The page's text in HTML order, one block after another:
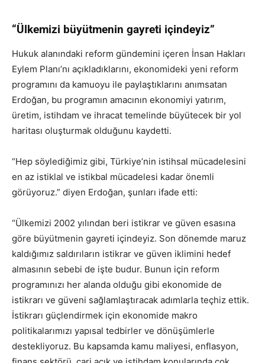
“Ülkemizi büyütmenin gayreti içindeyiz”
Hukuk alanındaki reform gündemini içeren İnsan Hakları
Eylem Planı’nı açıkladıklarını, ekonomideki yeni reform
programını da kamuoyu ile paylaştıklarını anımsatan
Erdoğan, bu programın amacının ekonomiyi yatırım,
üretim, istihdam ve ihracat temelinde büyütecek bir yol
haritası oluşturmak olduğunu kaydetti.
“Hep söylediğimiz gibi, Türkiye’nin istihsal mücadelesini
en az istiklal ve istikbal mücadelesi kadar önemli
görüyoruz.” diyen Erdoğan, şunları ifade etti:
“Ülkemizi 2002 yılından beri istikrar ve güven esasına
göre büyütmenin gayreti içindeyiz. Son dönemde maruz
kaldığımız saldırıların istikrar ve güven iklimini hedef
almasının sebebi de işte budur. Bunun için reform
programınızı her alanda olduğu gibi ekonomide de
istikrarı ve güveni sağlamlaştıracak adımlarla teçhiz ettik.
İstikrarı güçlendirmek için ekonomide makro
politikalarımızı yapısal tedbirler ve dönüşümlerle
destekliyoruz. Bu kapsamda kamu maliyesi, enflasyon,